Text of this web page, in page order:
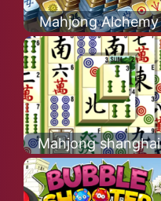
Mahjong Alchemy
Mahjong shanghai